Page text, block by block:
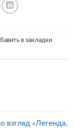
в закладки
взгляд «Легенда,